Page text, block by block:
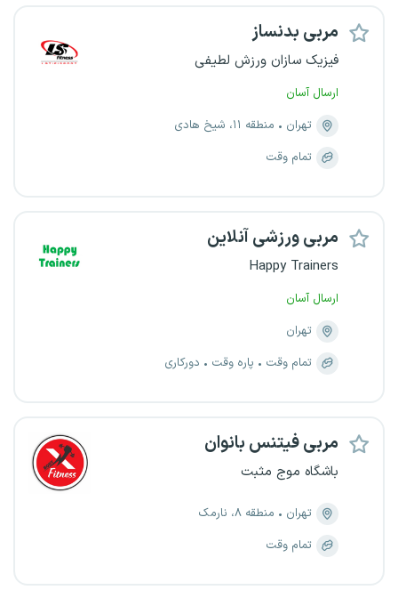
مربی بدنساز
فیزیک سازان ورزش لطیفی
ارسال آسان
تهران
منطقه ۱۱، شیخ هادی
تمام وقت
مربی ورزشی آنلاین
Happy Trainers
ارسال آسان
تهران
تمام وقت
پاره وقت دورکاری
مربی فیتنس بانوان
باشگاه موج مثبت
تهران
منطقه ۸، نارمک
تمام وقت